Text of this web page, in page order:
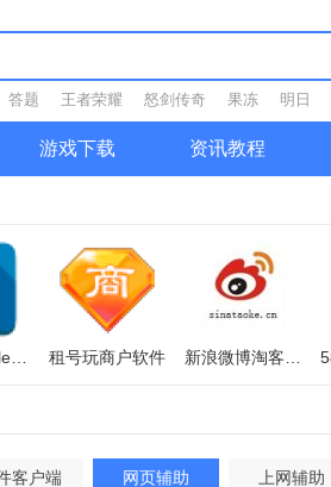
答题 王者荣耀 怒剑传奇 果冻 明日
游戏下载 资讯教程
租号玩商户软件
客户端 网页辅助 上网辅助